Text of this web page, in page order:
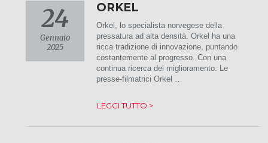
24
Gennaio
2025
ORKEL
Orkel, lo specialista norvegese della
pressatura ad alta densità. Orkel ha una
ricca tradizione di innovazione, puntando
costantemente al progresso. Con una
continua ricerca del miglioramento. Le
presse-filmatrici Orkel …
LEGGI TUTTO >